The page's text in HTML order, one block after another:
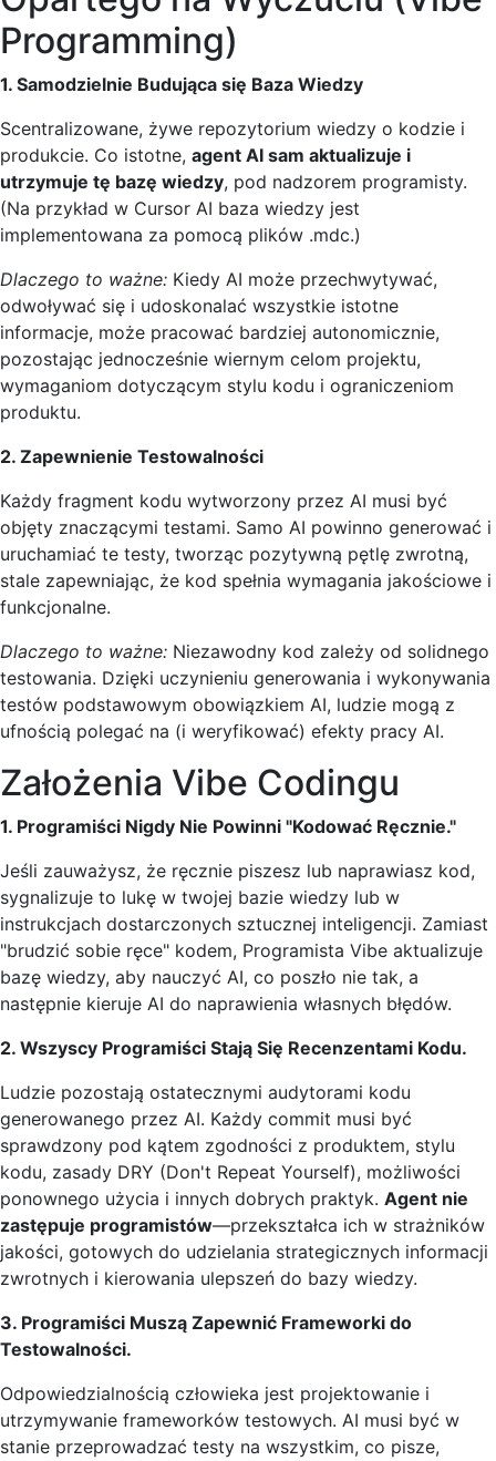
Programming)
1. Samodzielnie Budująca się Baza Wiedzy
Scentralizowane, żywe repozytorium wiedzy o kodzie i
produkcie. Co istotne, agent AI sam aktualizuje i
utrzymuje tę bazę wiedzy, pod nadzorem programisty.
(Na przykład w Cursor AI baza wiedzy jest
implementowana za pomocą plików .mdc.)
Dlaczego to ważne: Kiedy AI może przechwytywać,
odwoływać się i udoskonalać wszystkie istotne
informacje, może pracować bardziej autonomicznie,
pozostając jednocześnie wiernym celom projektu,
wymaganiom dotyczącym stylu kodu i ograniczeniom
produktu.
2. Zapewnienie Testowalności
Każdy fragment kodu wytworzony przez AI musi być
objęty znaczącymi testami. Samo AI powinno generować i
uruchamiać te testy, tworząc pozytywną pętlę zwrotną,
stale zapewniając, że kod spełnia wymagania jakościowe i
funkcjonalne.
Dlaczego to ważne: Niezawodny kod zależy od solidnego
testowania. Dzięki uczynieniu generowania i wykonywania
testów podstawowym obowiązkiem AI, ludzie mogą z
ufnością polegać na (i weryfikować) efekty pracy AI.
Założenia Vibe Codingu
1. Programiści Nigdy Nie Powinni "Kodować Ręcznie."
Jeśli zauważysz, że ręcznie piszesz lub naprawiasz kod,
sygnalizuje to lukę w twojej bazie wiedzy lub w
instrukcjach dostarczonych sztucznej inteligencji. Zamiast
"brudzić sobie ręce" kodem, Programista Vibe aktualizuje
bazę wiedzy, aby nauczyć AI, co poszło nie tak, a
następnie kieruje AI do naprawienia własnych błędów.
2. Wszyscy Programiści Stają Się Recenzentami Kodu.
Ludzie pozostają ostatecznymi audytorami kodu
generowanego przez AI. Każdy commit musi być
sprawdzony pod kątem zgodności z produktem, stylu
kodu, zasady DRY (Don't Repeat Yourself), możliwości
ponownego użycia i innych dobrych praktyk. Agent nie
zastępuje programistów—przekształca ich w strażników
jakości, gotowych do udzielania strategicznych informacji
zwrotnych i kierowania ulepszeń do bazy wiedzy.
3. Programiści Muszą Zapewnić Frameworki do
Testowalności.
Odpowiedzialnością człowieka jest projektowanie i
utrzymywanie frameworków testowych. AI musi być w
stanie przeprowadzać testy na wszystkim, co pisze,